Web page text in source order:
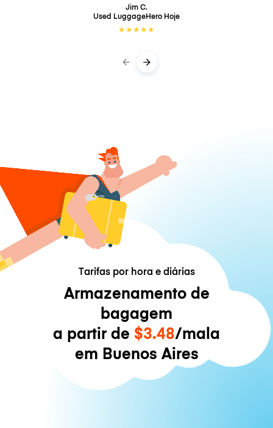
Jim C.
Used LuggageHero Hoje
★★★★★
Tarifas por hora e diárias
Armazenamento de
bagagem
a partir de $3.48/mala
em Buenos Aires